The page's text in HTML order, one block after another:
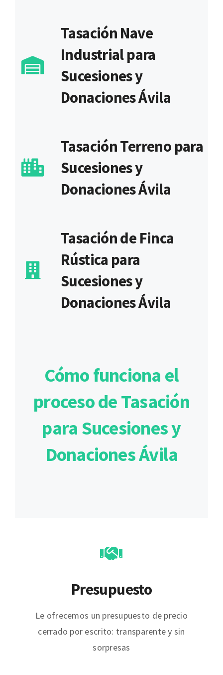
Tasación Nave
Industrial para
Sucesiones y
Donaciones Ávila
Tasación Terreno para
Sucesiones y
Donaciones Ávila
Tasación de Finca
Rústica para
Sucesiones y
Donaciones Ávila
Cómo funciona el
proceso de Tasación
para Sucesiones y
Donaciones Ávila
Presupuesto
Le ofrecemos un presupuesto de precio
cerrado por escrito: transparente y sin
sorpresas